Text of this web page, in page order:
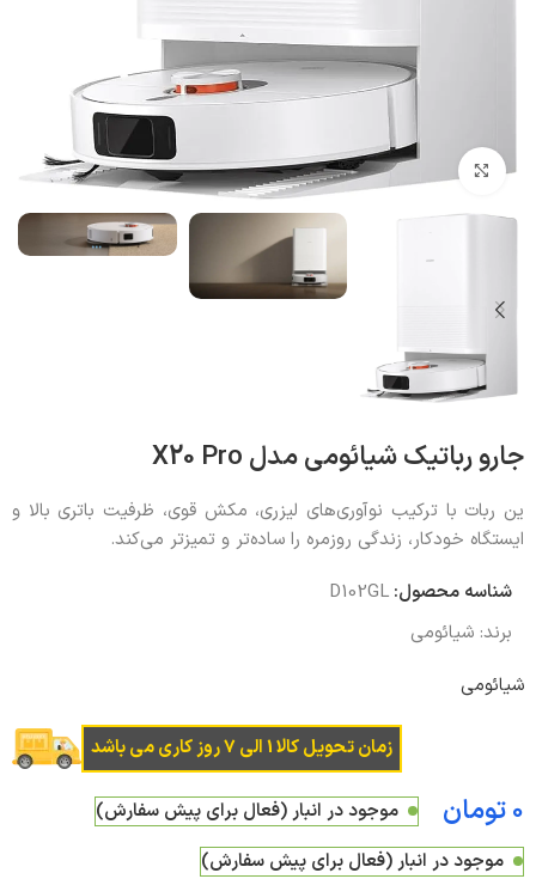
بزرگنمایی تصویر
جارو رباتیک شیائومی مدل X20 Pro
ین ربات با ترکیب نوآوری‌های لیزری، مکش قوی، ظرفیت باتری بالا و
ایستگاه خودکار، زندگی روزمره را ساده‌تر و تمیزتر می‌کند.
شناسه محصول:D102GL
برند:شیائومی
شیائومی
زمان تحویل کالا 1 الی 7 روز کاری می باشد
تومان
موجود در انبار (فعال برای پیش سفارش)
موجود در انبار (فعال برای پیش سفارش)